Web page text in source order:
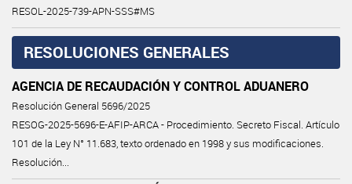
RESOL-2025-739-APN-SSS#MS
RESOLUCIONES GENERALES
AGENCIA DE RECAUDACIÓN Y CONTROL ADUANERO
Resolución General 5696/2025
RESOG-2025-5696-E-AFIP-ARCA - Procedimiento. Secreto Fiscal. Artículo
101 de la Ley N° 11.683, texto ordenado en 1998 y sus modificaciones.
Resolución...